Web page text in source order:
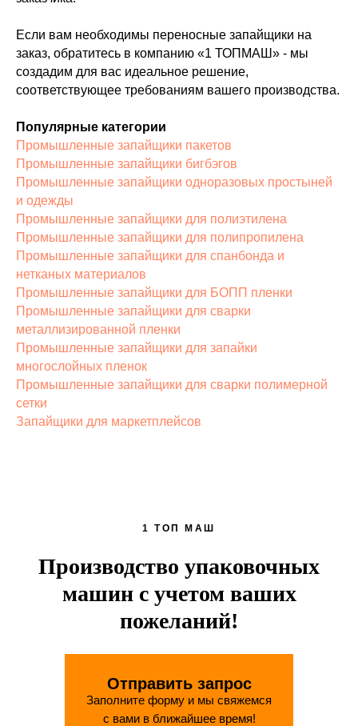
Если вам необходимы переносные запайщики на
заказ, обратитесь в компанию «1 ТОПМАШ» - мы
создадим для вас идеальное решение,
соответствующее требованиям вашего производства.
Популярные категории
Промышленные запайщики пакетов
Промышленные запайщики бигбэгов
Промышленные запайщики одноразовых простыней
и одежды
Промышленные запайщики для полиэтилена
Промышленные запайщики для полипропилена
Промышленные запайщики для спанбонда и
нетканых материалов
Промышленные запайщики для БОПП пленки
Промышленные запайщики для сварки
металлизированной пленки
Промышленные запайщики для запайки
многослойных пленок
Промышленные запайщики для сварки полимерной
сетки
Запайщики для маркетплейсов
1 ТОП МАШ
Производство упаковочных
машин с учетом ваших
пожеланий!
Отправить запрос
Заполните форму и мы свяжемся
с вами в ближайшее время!